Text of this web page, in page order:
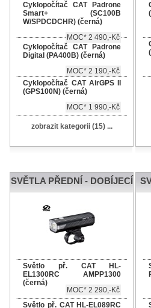
Cyklopočítač CAT Padrone
Smart+ (SC100B
W/SPDCDCHR) (černá)
MOC* 2 490,-Kč
Cyklopočítač CAT Padrone
Digital (PA400B) (černá)
MOC* 2 190,-Kč
Cyklopočítač CAT AirGPS II
(GPS100N) (černá)
MOC* 1 990,-Kč
zobrazit kategorii (15) ...
SVĚTLA PŘEDNÍ - DOBÍJECÍ
Světlo př. CAT HL-
EL1300RC AMPP1300
(černá)
MOC* 2 290,-Kč
Světlo př. CAT HL-EL089RC